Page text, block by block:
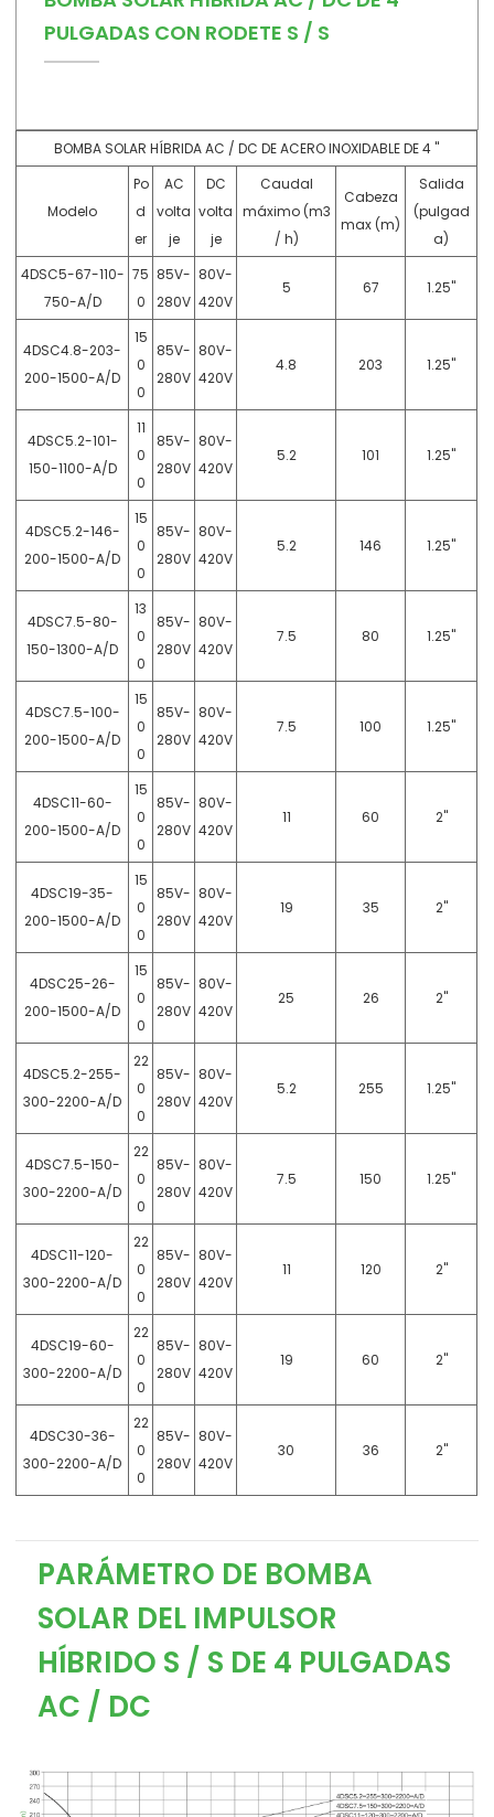
PULGADAS CON RODETE S / S
BOMBA SOLAR HÍBRIDA AC / DC DE ACERO INOXIDABLE DE 4 "
Modelo
Po
d
er
AC
volta
je
DC
volta
je
Caudal
máximo (m3
/ h)
Cabeza
max (m)
Salida
(pulgad
a)
4DSC5-67-110-
750-A/D
75
0
85V-
280V
80V-
420V
5 67 1.25"
4DSC4.8-203-
200-1500-A/D
15
0
0
85V-
280V
80V-
420V
4.8 203 1.25"
4DSC5.2-101-
150-1100-A/D
11
0
0
85V-
280V
80V-
420V
5.2 101 1.25"
4DSC5.2-146-
200-1500-A/D
15
0
0
85V-
280V
80V-
420V
5.2 146 1.25"
4DSC7.5-80-
150-1300-A/D
13
0
0
85V-
280V
80V-
420V
7.5 80 1.25"
4DSC7.5-100-
200-1500-A/D
15
0
0
85V-
280V
80V-
420V
7.5 100 1.25"
4DSC11-60-
200-1500-A/D
15
0
0
85V-
280V
80V-
420V
11 60 2"
4DSC19-35-
200-1500-A/D
15
0
0
85V-
280V
80V-
420V
19 35 2"
4DSC25-26-
200-1500-A/D
15
0
0
85V-
280V
80V-
420V
25 26 2"
4DSC5.2-255-
300-2200-A/D
22
0
0
85V-
280V
80V-
420V
5.2 255 1.25"
4DSC7.5-150-
300-2200-A/D
22
0
0
85V-
280V
80V-
420V
7.5 150 1.25"
4DSC11-120-
300-2200-A/D
22
0
0
85V-
280V
80V-
420V
11 120 2"
4DSC19-60-
300-2200-A/D
22
0
0
85V-
280V
80V-
420V
19 60 2"
4DSC30-36-
300-2200-A/D
22
0
0
85V-
280V
80V-
420V
30 36 2"
PARÁMETRO DE BOMBA
SOLAR DEL IMPULSOR
HÍBRIDO S / S DE 4 PULGADAS
AC / DC